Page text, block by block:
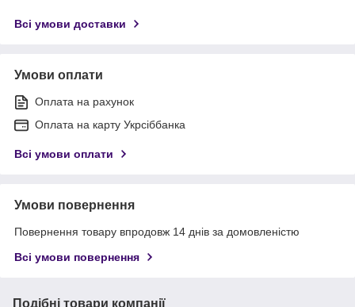
Всі умови доставки
Умови оплати
Оплата на рахунок
Оплата на карту Укрсіббанка
Всі умови оплати
Умови повернення
Повернення товару впродовж 14 днів за домовленістю
Всі умови повернення
Подібні товари компанії